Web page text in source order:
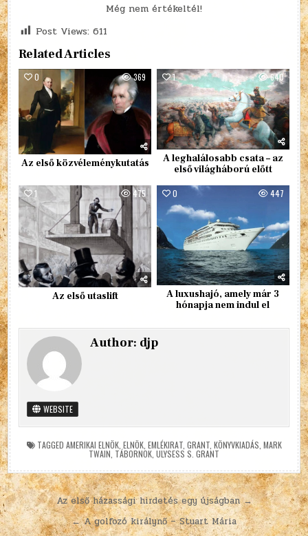
Még nem értékeltél!
Post Views: 611
Related Articles
0 369
Az első közvéleménykutatás
1 640
A leghalálosabb csata – az
első világháború előtt
1 475
Az első utaslift
0 447
A luxushajó, amely már 3
hónapja nem indul el
Author: djp
WEBSITE
TAGGED AMERIKAI ELNÖK, ELNÖK, EMLÉKIRAT, GRANT, KÖNYVKIADÁS MARK
TWAIN TÁBORNOK ULYSESS S. GRANT
Bejegyzés
navigáció
Az első házassági hirdetés egy újságban →
← A golfozó királynő – Stuart Mária